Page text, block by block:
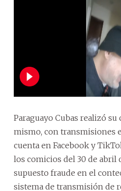
Paraguayo Cubas realizó
mismo, con transmisiones
cuenta en Facebook y
los comicios del 30 de abril
supuesto fraude en el
sistema de transmisión de